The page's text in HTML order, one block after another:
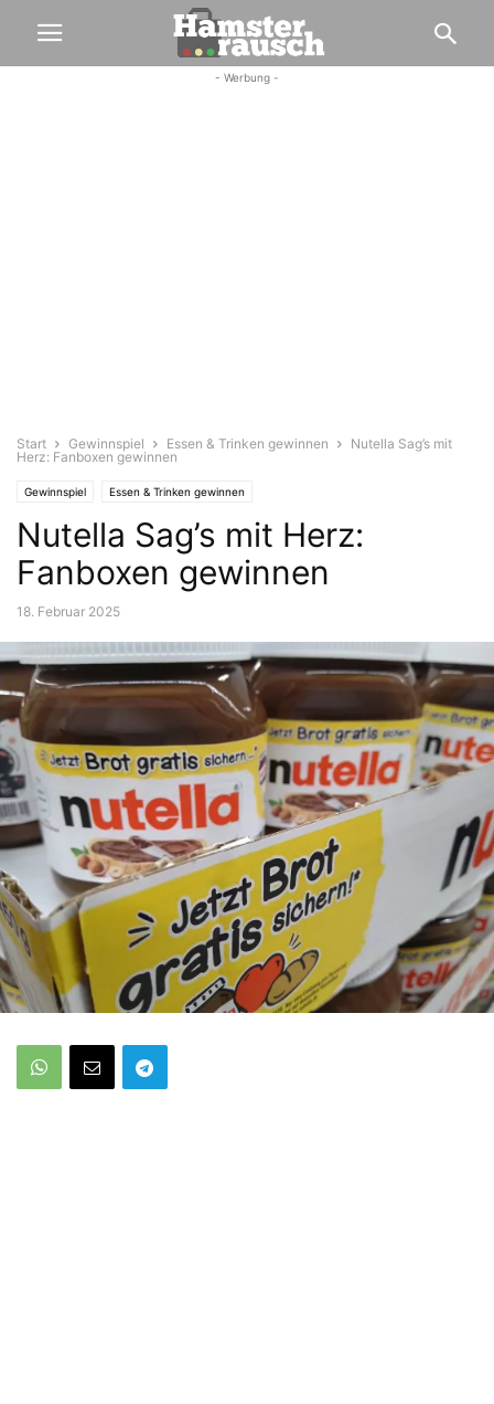
- Werbung -
Start Gewinnspiel Essen & Trinken gewinnen
Nutella Sag’s mit
Herz: Fanboxen gewinnen
Gewinnspiel Essen & Trinken gewinnen
Nutella Sag’s mit Herz:
Fanboxen gewinnen
18. Februar 2025